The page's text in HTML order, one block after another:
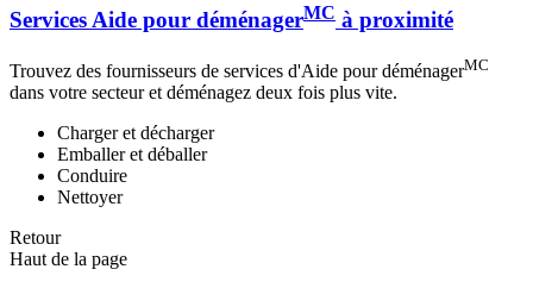
Services Aide pour déménagerMC à proximité
Trouvez des fournisseurs de services d'Aide pour déménagerMC
dans votre secteur et déménagez deux fois plus vite.
Charger et décharger
Emballer et déballer
Conduire
Nettoyer
Retour
Haut de la page